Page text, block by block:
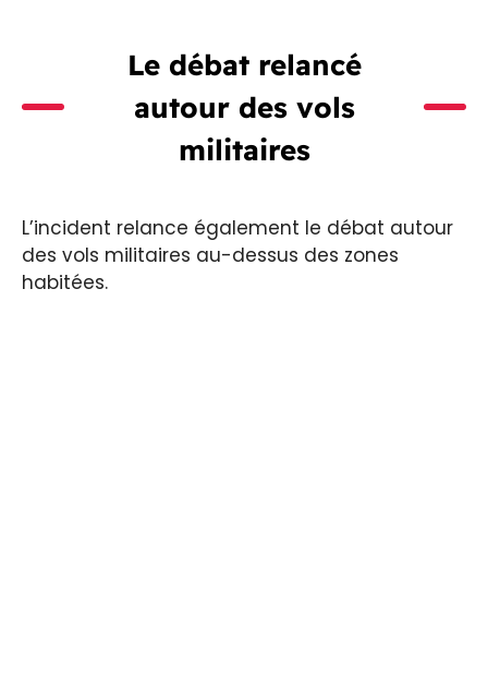
Le débat relancé
autour des vols
militaires
L’incident relance également le débat autour
des vols militaires au-dessus des zones
habitées.